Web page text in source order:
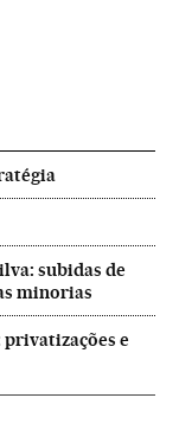
subidas de
minorias
e